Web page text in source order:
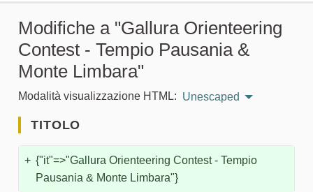
Modifiche a "Gallura Orienteering
Contest - Tempio Pausania &
Monte Limbara"
Modalità visualizzazione HTML: Unescaped
TITOLO
+ {"it"=>"Gallura Orienteering Contest - Tempio
Pausania & Monte Limbara"}